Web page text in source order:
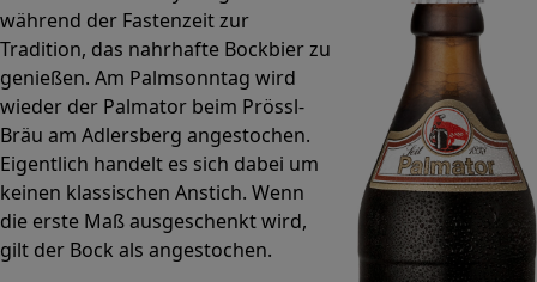
während der Fastenzeit zur
Tradition, das nahrhafte Bockbier zu
genießen. Am Palmsonntag wird
wieder der Palmator beim Prössl-
Bräu am Adlersberg angestochen.
Eigentlich handelt es sich dabei um
keinen klassischen Anstich. Wenn
die erste Maß ausgeschenkt wird,
gilt der Bock als angestochen.